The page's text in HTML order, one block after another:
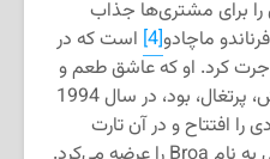
برای مشتری‌ها جذاب
ماچادو[4]
است که در
کرد. او که عاشق طعم و
مزه‌ی غذاها و دسرهای کشورش، پرتغال، بود، در سال 1994
را افتتاح و در آن تارت